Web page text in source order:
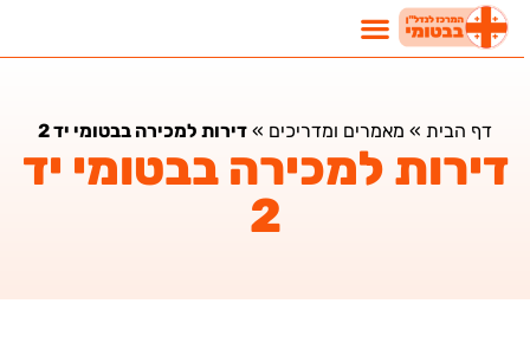
דף הבית»מאמרים ומדריכים»דירות למכירה בבטומי יד 2
דירות למכירה בבטומי יד
2